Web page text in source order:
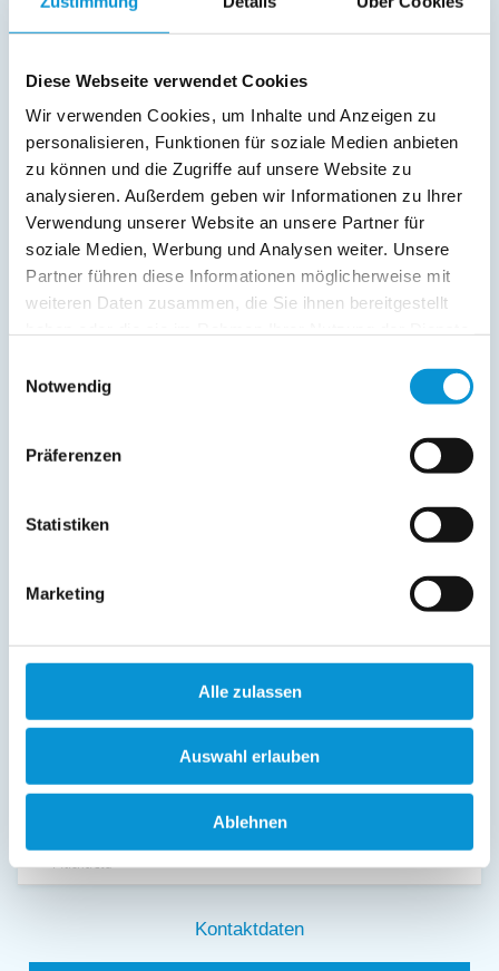
Diese Webseite verwendet Cookies
Wir verwenden Cookies, um Inhalte und Anzeigen zu
personalisieren, Funktionen für soziale Medien anbieten
zu können und die Zugriffe auf unsere Website zu
analysieren. Außerdem geben wir Informationen zu Ihrer
Verwendung unserer Website an unsere Partner für
soziale Medien, Werbung und Analysen weiter. Unsere
Partner führen diese Informationen möglicherweise mit
weiteren Daten zusammen, die Sie ihnen bereitgestellt
Notwendig
Präferenzen
Statistiken
Marketing
Alle zulassen
Auswahl erlauben
Ablehnen
Kopie der Nachricht per Mail zusenden
Reiseversicherungs­informationen anfordern
Ich habe die
gelesen und bin
damit einverstanden.
Ostsee-Ferienwohnungen.de erhebt, verarbeitet und
nutzt Ihre personenbezogenen Daten nur zur
Auskunft über die bei der Ostsee-Ferienwohnungen.de
gespeicherten Daten erhalten sowie die Berichtigung,
Löschung bzw. Sperrung Ihrer Daten vor Abschluss der
Bearbeitung Ihres Anliegens kann diesem
gegenüber Ostsee-Ferienwohnungen.de unentgeltlich
über die imImpressumangegebenen
Kontaktmöglichkeiten geltend machen, außerdem steht
zu.
Kontaktdaten